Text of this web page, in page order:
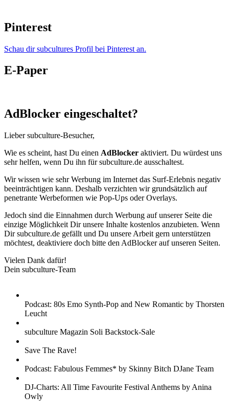
Pinterest
Schau dir subcultures Profil bei Pinterest an.
E-Paper
AdBlocker eingeschaltet?
Lieber subculture-Besucher,
Wie es scheint, hast Du einen AdBlocker aktiviert. Du würdest uns
sehr helfen, wenn Du ihn für subculture.de ausschaltest.
Wir wissen wie sehr Werbung im Internet das Surf-Erlebnis negativ
beeinträchtigen kann. Deshalb verzichten wir grundsätzlich auf
penetrante Werbeformen wie Pop-Ups oder Overlays.
Jedoch sind die Einnahmen durch Werbung auf unserer Seite die
einzige Möglichkeit Dir unsere Inhalte kostenlos anzubieten. Wenn
Dir subculture.de gefällt und Du unsere Arbeit gern unterstützen
möchtest, deaktiviere doch bitte den AdBlocker auf unseren Seiten.
Vielen Dank dafür!
Dein subculture-Team
Podcast: 80s Emo Synth-Pop and New Romantic by Thorsten
Leucht
subculture Magazin Soli Backstock-Sale
Save The Rave!
Podcast: Fabulous Femmes* by Skinny Bitch DJane Team
DJ-Charts: All Time Favourite Festival Anthems by Anina
Owly